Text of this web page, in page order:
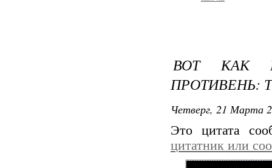
ВОТ КАК
ПРОТИВЕНЬ:
Четверг, 21 Марта
Это цитата
цитатник или